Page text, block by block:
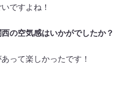
ですよね！
の空気感はいかがでしたか？
って楽しかったです！